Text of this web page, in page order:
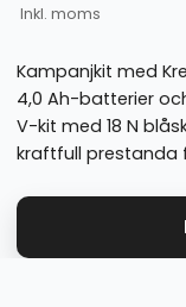
Inkl. moms
Kampanjkit med
4,0 Ah-batterier
V-kit med 18 N
kraftfull prestanda